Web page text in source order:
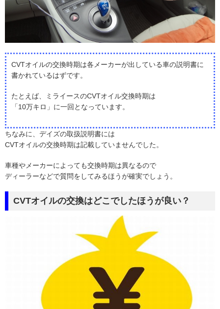
CVTオイルの交換時期は各メーカーが出している車の説明書に
書かれているはずです。
たとえば、ミライースのCVTオイル交換時期は
「10万キロ」に一回となっています。
ちなみに、デイズの取扱説明書には
CVTオイルの交換時期は記載していませんでした。
車種やメーカーによっても交換時期は異なるので
ディーラーなどで質問をしてみるほうが確実でしょう。
CVTオイルの交換はどこでしたほうが良い？